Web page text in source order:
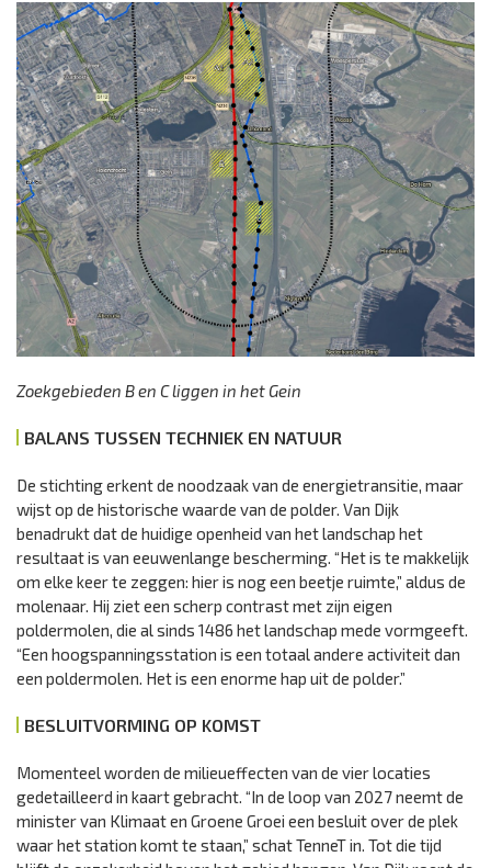
Zoekgebieden B en C liggen in het Gein
BALANS TUSSEN TECHNIEK EN NATUUR
De stichting erkent de noodzaak van de energietransitie, maar
wijst op de historische waarde van de polder. Van Dijk
benadrukt dat de huidige openheid van het landschap het
resultaat is van eeuwenlange bescherming. “Het is te makkelijk
om elke keer te zeggen: hier is nog een beetje ruimte,” aldus de
molenaar. Hij ziet een scherp contrast met zijn eigen
poldermolen, die al sinds 1486 het landschap mede vormgeeft.
“Een hoogspanningsstation is een totaal andere activiteit dan
een poldermolen. Het is een enorme hap uit de polder.”
BESLUITVORMING OP KOMST
Momenteel worden de milieueffecten van de vier locaties
gedetailleerd in kaart gebracht. “In de loop van 2027 neemt de
minister van Klimaat en Groene Groei een besluit over de plek
waar het station komt te staan,” schat TenneT in. Tot die tijd